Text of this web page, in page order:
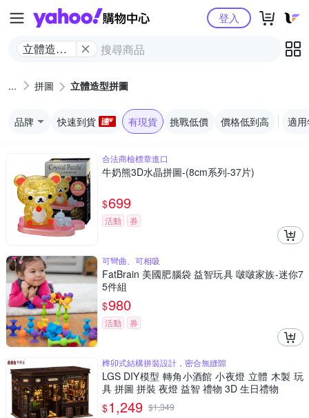
Yahoo購物中心
立體造型
登入
拼圖 立體造型拼圖
品牌 快速到貨 有現貨 挑戰低價 價格低到高 適
合法商檢標章進口
牛奶熊3D水晶拼圖-(8cm系列-37片)
$699
活動 券
可彎曲、可相吸
FatBrain 美國肥腦袋 益智玩具 啵啵家族-迷你7
5件組
$980
活動 券
榫卯式結構拼裝設計，密合無縫隙
LGS DIY模型 轉角小酒館 小夜燈 立體 木製 玩
具 拼圖 拼裝 夜燈 益智 禮物 3D 生日禮物
$1,249 $1,349